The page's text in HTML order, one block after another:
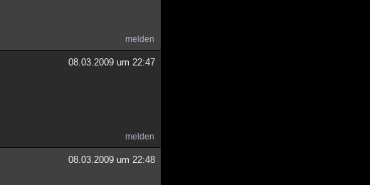
melden
08.03.2009 um 22:47
melden
08.03.2009 um 22:48